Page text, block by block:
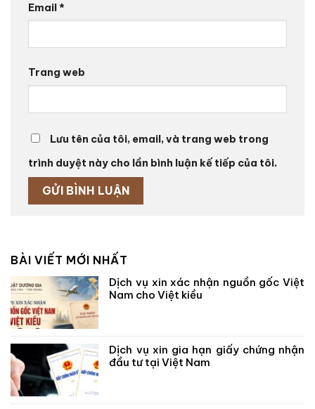
Email*
Trang web
Lưu tên của tôi, email, và trang web trong
trình duyệt này cho lần bình luận kế tiếp của tôi.
BÀI VIẾT MỚI NHẤT
Dịch vụ xin xác nhận nguồn gốc Việt
Nam cho Việt kiều
Dịch vụ xin gia hạn giấy chứng nhận
đầu tư tại Việt Nam